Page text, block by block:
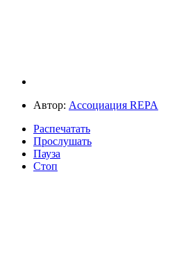
Автор: Ассоциация REPA
Распечатать
Прослушать
Пауза
Стоп